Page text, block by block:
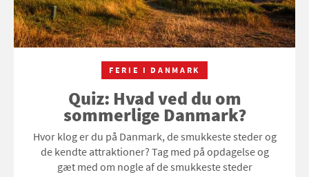
FERIE I DANMARK
Quiz: Hvad ved du om
sommerlige Danmark?
Hvor klog er du på Danmark, de smukkeste steder og
de kendte attraktioner? Tag med på opdagelse og
gæt med om nogle af de smukkeste steder